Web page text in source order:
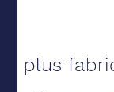
plus